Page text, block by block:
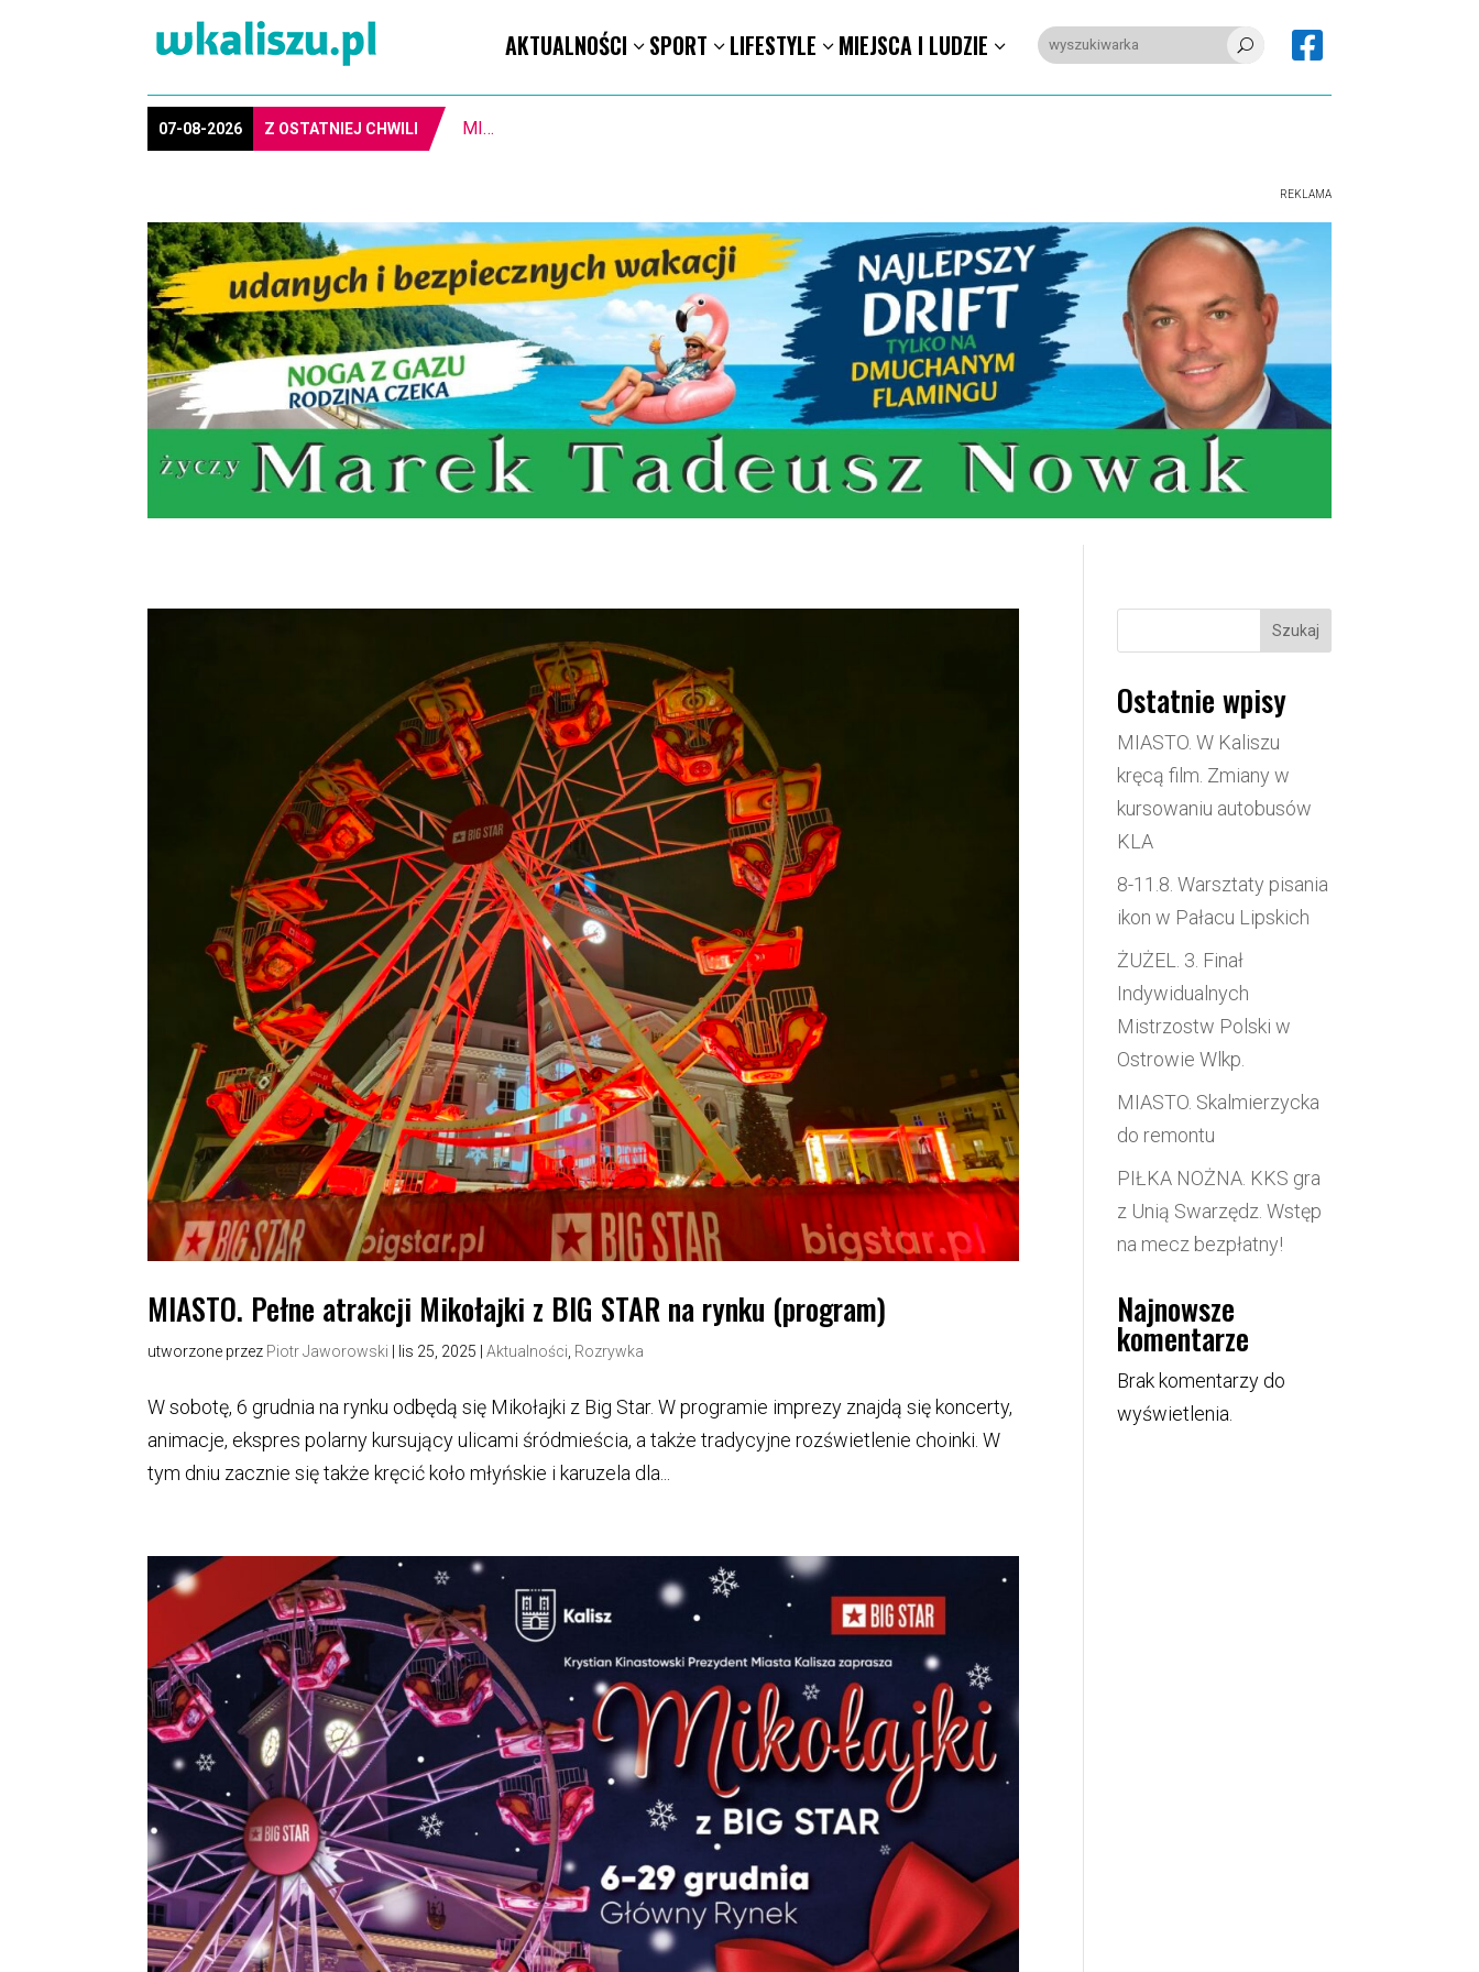
AKTUALNOŚCI SPORT LIFESTYLE MIEJSCA I LUDZIE U 
07-08-2026 Z OSTATNIEJ CHWILI 8-11.8. Warsztaty pisania ikon w Pałacu Lipskich
REKLAMA
MIASTO. Pełne atrakcji Mikołajki z BIG STAR na rynku (program)
utworzone przez Piotr Jaworowski lis 25, 2025 |Aktualności, Rozrywka
W sobotę, 6 grudnia na rynku odbędą się Mikołajki z Big Star. W programie imprezy znajdą się koncerty,
animacje, ekspres polarny kursujący ulicami śródmieścia, a także tradycyjne rozświetlenie choinki. W
tym dniu zacznie się także kręcić koło młyńskie i karuzela dla...
Szukaj
Ostatnie wpisy
MIASTO. W Kaliszu
kręcą film. Zmiany w
kursowaniu autobusów
KLA
8-11.8. Warsztaty pisania
ikon w Pałacu Lipskich
ŻUŻEL. 3. Finał
Indywidualnych
Mistrzostw Polski w
Ostrowie Wlkp.
MIASTO. Skalmierzycka
do remontu
PIŁKA NOŻNA. KKS gra
z Unią Swarzędz. Wstęp
na mecz bezpłatny!
Najnowsze
komentarze
Brak komentarzy do
wyświetlenia.